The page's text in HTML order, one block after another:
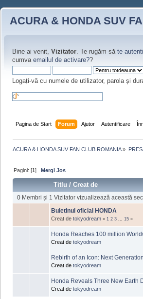
ACURA & HONDA SUV
Bine ai venit, Vizitator. Te rugăm să te
cumva emailul de activare??
Logați-vă cu numele de utilizator, parola și
Pagina de Start Forum Ajutor Autentificare
ACURA & HONDA SUV FAN CLUB ROMANIA»
Pagini: [1]Mergi Jos
Titlu /Creat de
0 Membri și 1 Vizitator vizualizează această
Buletinul oficial HONDA
Creat de tokyodream « 1 2 3 15 »
Honda Reaches 100 million
Creat de tokyodream
Rebirth of an Icon: Next
Creat de tokyodream
Honda Reveals Three New Earth
Creat de tokyodream